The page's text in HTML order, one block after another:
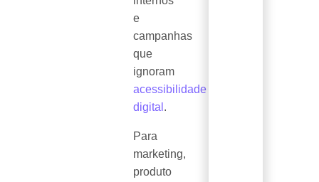
e
campanhas
que
ignoram
acessibilidade
digital .
Para
marketing,
produto